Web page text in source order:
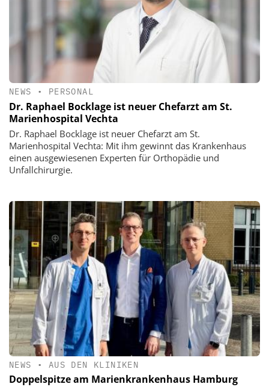
NEWS • PERSONAL
Dr. Raphael Bocklage ist neuer Chefarzt am St.
Marienhospital Vechta
Dr. Raphael Bocklage ist neuer Chefarzt am St.
Marienhospital Vechta: Mit ihm gewinnt das Krankenhaus
einen ausgewiesenen Experten für Orthopädie und
Unfallchirurgie.
NEWS • AUS DEN KLINIKEN
Doppelspitze am Marienkrankenhaus Hamburg